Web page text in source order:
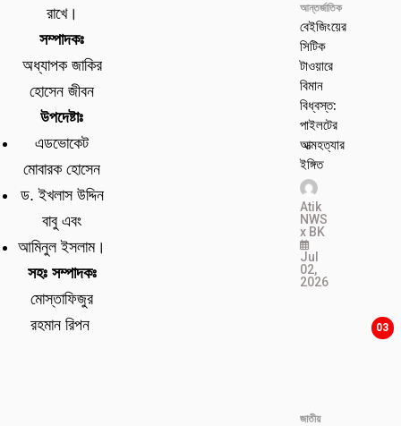
রাখে।
সম্পাদকঃ
অধ্যাপক জাকির
হোসেন জীবন
উপদেষ্টাঃ
এডভোকেট
মোবারক হোসেন
ড. ইখলাস উদ্দিন
বাবু এবং
আমিনুল ইসলাম।
সহঃ সম্পাদকঃ
মোস্তাফিজুর
রহমান রিপন
আন্তর্জাতিক
বেইজিংয়ের
সিটিক
টাওয়ারে
বিমান
বিধ্বস্ত:
পাইলটের
আত্মহত্যার
ইঙ্গিত
Atik
NWS
x BK
Jul
02,
2026
03
জাতীয়